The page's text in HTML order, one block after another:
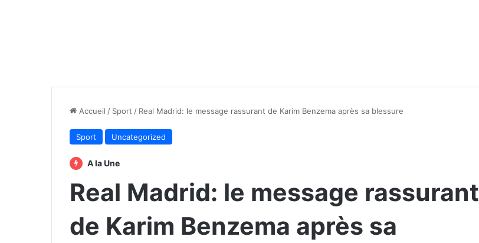
Accueil / Sport / Real Madrid: le message rassurant de Karim Benzema après sa blessure
Sport Uncategorized
A la Une
Real Madrid: le message rassurant
de Karim Benzema après sa